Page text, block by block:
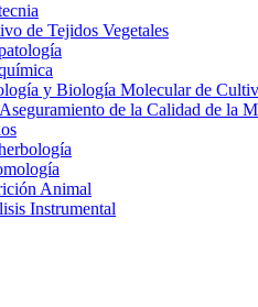
de Tejidos Vegetales
y Biología Molecular de
de la Calidad de la
Animal
Instrumental